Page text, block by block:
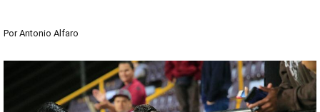
Por Antonio Alfaro